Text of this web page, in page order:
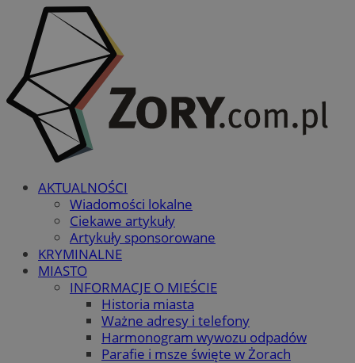
AKTUALNOŚCI
Wiadomości lokalne
Ciekawe artykuły
Artykuły sponsorowane
KRYMINALNE
MIASTO
INFORMACJE O MIEŚCIE
Historia miasta
Ważne adresy i telefony
Harmonogram wywozu odpadów
Parafie i msze święte w Żorach